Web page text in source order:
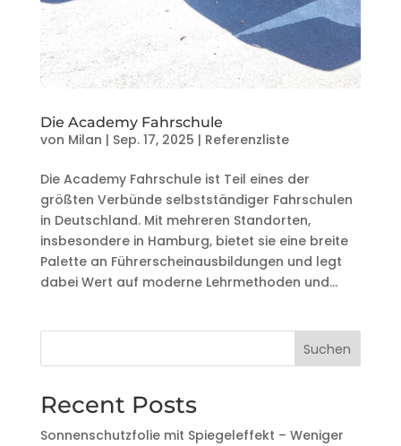
Die Academy Fahrschule
von Milan | Sep. 17, 2025 | Referenzliste
Die Academy Fahrschule ist Teil eines der
größten Verbünde selbstständiger Fahrschulen
in Deutschland. Mit mehreren Standorten,
insbesondere in Hamburg, bietet sie eine breite
Palette an Führerscheinausbildungen und legt
dabei Wert auf moderne Lehrmethoden und...
Suchen
Recent Posts
Sonnenschutzfolie mit Spiegeleffekt – Weniger